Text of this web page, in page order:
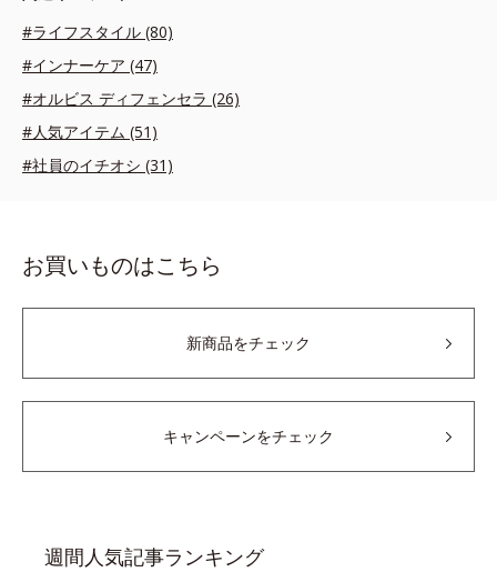
#ライフスタイル (80)
#インナーケア (47)
#オルビス ディフェンセラ (26)
#人気アイテム (51)
#社員のイチオシ (31)
お買いものはこちら
新商品をチェック
キャンペーンをチェック
週間人気記事ランキング